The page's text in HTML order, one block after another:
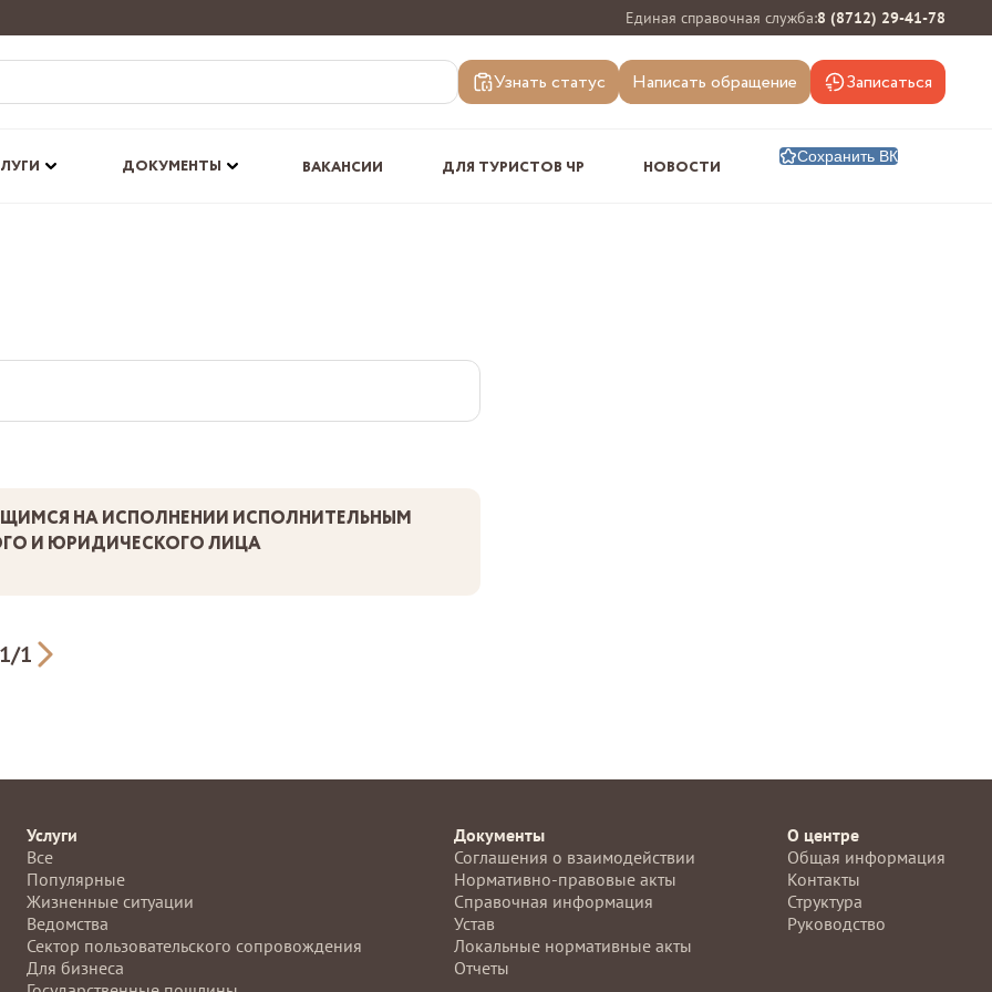
Единая справочная служба:8 (8712) 29-41-78
Узнать статус Написать обращение Записаться
ДОКУМЕНТЫ ВАКАНСИИ ДЛЯ ТУРИСТОВ ЧР НОВОСТИ
Сохранить ВК
НА ИСПОЛНЕНИИ ИСПОЛНИТЕЛЬНЫМ
И ЮРИДИЧЕСКОГО ЛИЦА
1/1
Услуги
Все
Популярные
Жизненные ситуации
Ведомства
Сектор пользовательского сопровождения
Для бизнеса
Документы
Соглашения о взаимодействии
Нормативно-правовые акты
Справочная информация
Устав
Локальные нормативные акты
Отчеты
О центре
Общая информация
Контакты
Структура
Руководство